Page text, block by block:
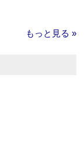
もっと見る »